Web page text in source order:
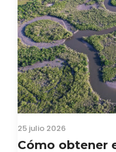
25 julio 2026
Cómo obtener